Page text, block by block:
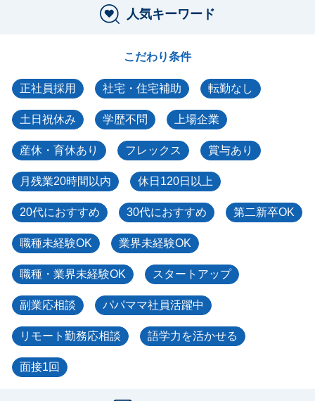
人気キーワード
こだわり条件
正社員採用 社宅・住宅補助 転勤なし
土日祝休み 学歴不問 上場企業
産休・育休あり フレックス 賞与あり
月残業20時間以内 休日120日以上
20代におすすめ 30代におすすめ 第二新卒OK
職種未経験OK 業界未経験OK
職種・業界未経験OK スタートアップ
副業応相談 パパママ社員活躍中
リモート勤務応相談 語学力を活かせる
面接1回